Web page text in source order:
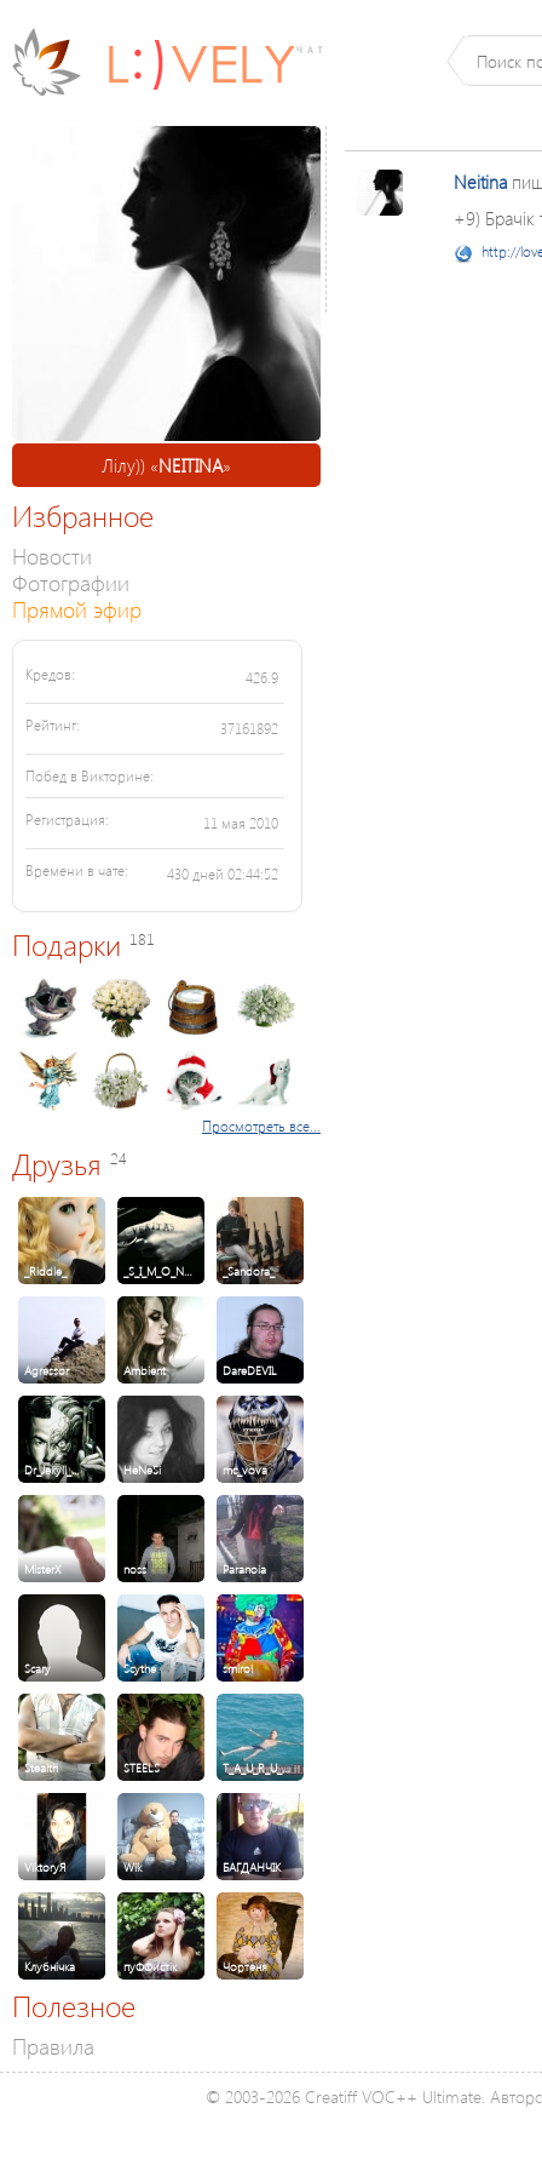
Лілу)) «NEITINA»
Избранное
Новости
Фотографии
Прямой эфир
Кредов: 426.9
Рейтинг: 37161892
Побед в Викторине:
Регистрация: 11 мая 2010
Времени в чате: 430 дней 02:44:52
Подарки 181
Просмотреть все...
Друзья 24
_Riddle_ _S_I_M_O_N… _Sandora_
Agressor Ambient DareDEVIL
Dr_Jekyll_… HeNeSi mc_vova
MisterX noss Paranoia
Scary Scythe smirol
Stealth STEELS T_A_U_R_U_…
ViktoryЯ Wik БАГДАНЧІК
Клубнічка пуФФистік Чортеня
Полезное
Правила
Neitina
+9) Брачік
http://
© 2003-2026 Creatiff VOC++ Ultimate.